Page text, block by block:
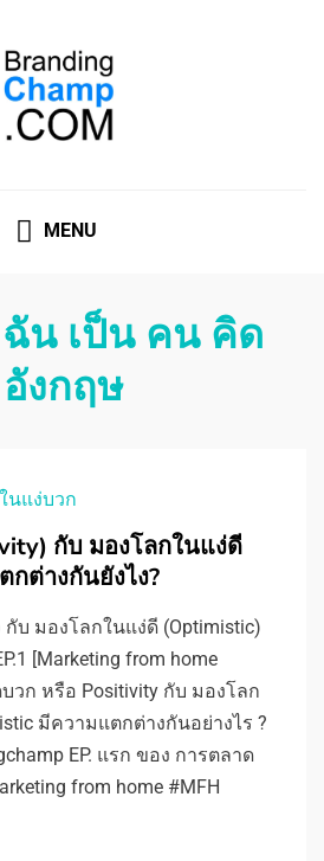
MENU
ฉัน เป็น คน คิด
งกฤษ
กับ มองโลกในแง่ดี
ต่างกันยังไง?
บ มองโลกในแง่ดี (Optimistic)
[Marketing from home
วก หรือ Positivity กับ มองโลก
มีความแตกต่างกันอย่างไร ?
EP. แรก ของ การตลาด
from home #MFH